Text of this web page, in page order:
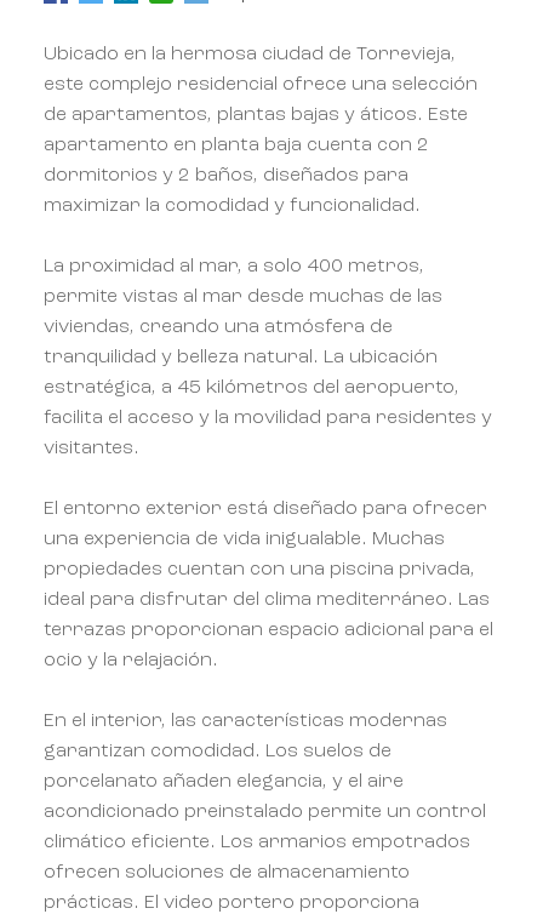
Ubicado en la hermosa ciudad de Torrevieja,
este complejo residencial ofrece una selección
de apartamentos, plantas bajas y áticos. Este
apartamento en planta baja cuenta con 2
dormitorios y 2 baños, diseñados para
maximizar la comodidad y funcionalidad.
La proximidad al mar, a solo 400 metros,
permite vistas al mar desde muchas de las
viviendas, creando una atmósfera de
tranquilidad y belleza natural. La ubicación
estratégica, a 45 kilómetros del aeropuerto,
facilita el acceso y la movilidad para residentes y
visitantes.
El entorno exterior está diseñado para ofrecer
una experiencia de vida inigualable. Muchas
propiedades cuentan con una piscina privada,
ideal para disfrutar del clima mediterráneo. Las
terrazas proporcionan espacio adicional para el
ocio y la relajación.
En el interior, las características modernas
garantizan comodidad. Los suelos de
porcelanato añaden elegancia, y el aire
acondicionado preinstalado permite un control
climático eficiente. Los armarios empotrados
ofrecen soluciones de almacenamiento
prácticas. El video portero proporciona